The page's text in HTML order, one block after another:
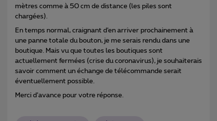
mètres comme à 50 cm de distance (les piles sont
chargées).
En temps normal, craignant d’en arriver prochainement à
une panne totale du bouton, je me serais rendu dans une
boutique. Mais vu que toutes les boutiques sont
actuellement fermées (crise du coronavirus), je souhaiterais
savoir comment un échange de télécommande serait
éventuellement possible.
Merci d’avance pour votre réponse.